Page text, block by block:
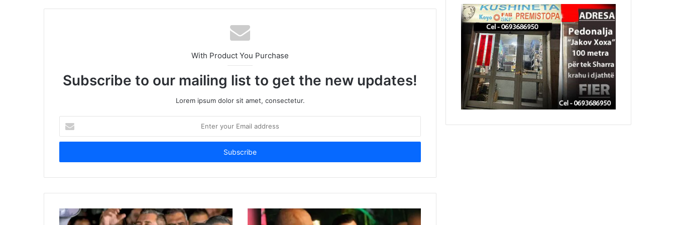
With Product You Purchase
Subscribe to our mailing list to get the new updates!
Lorem ipsum dolor sit amet, consectetur.
your
Email